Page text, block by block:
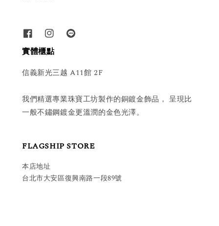
實體櫃點
信義新光三越 A11館 2F
我們精選專業珠寶工坊製作的銅鍍金飾品， 呈現比
一般不鏽鋼鍍金更溫潤的金色光澤。
FLAGSHIP STORE
本店地址
台北市大安區復興南路一段89號